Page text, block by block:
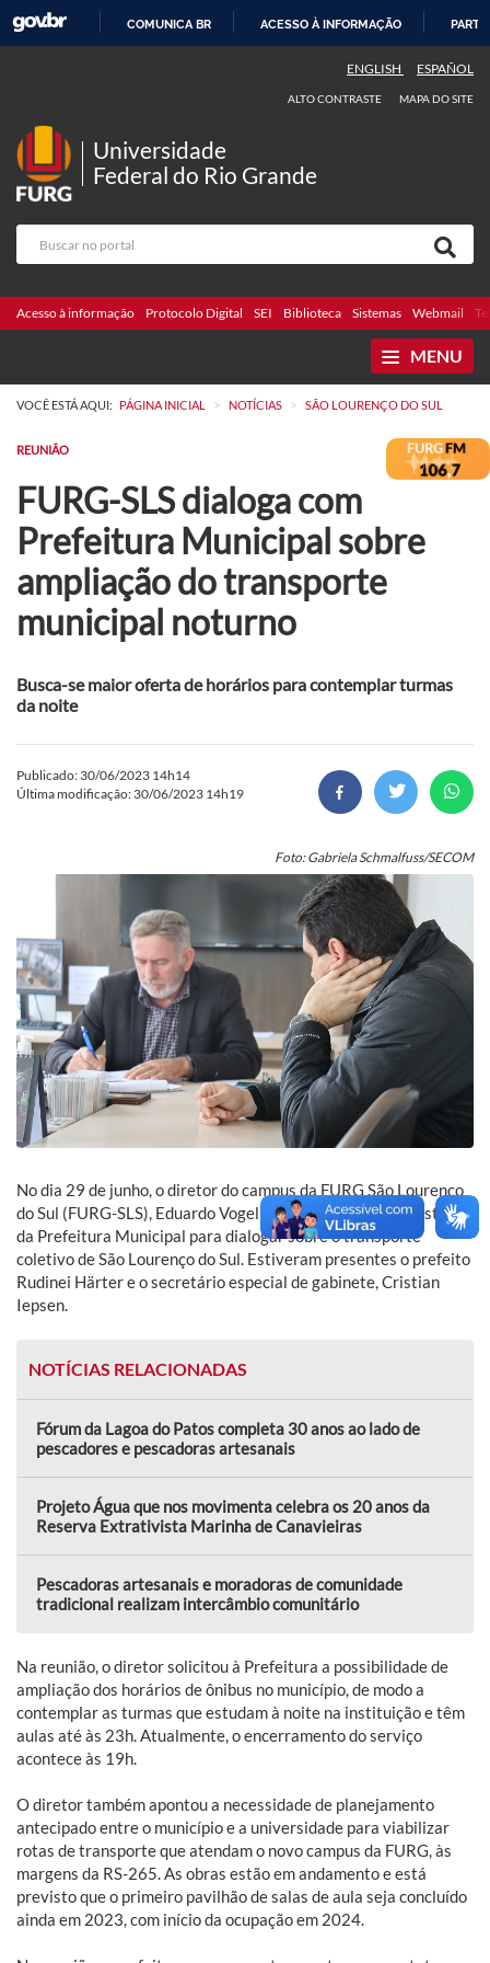
COMUNICA BR ACESSO À INFORMAÇÃO
ENGLISH ESPAÑOL
ALTO CONTRASTE MAPA DO SITE
Universidade
Federal do Rio Grande
Acesso à informação Protocolo Digital SEI Biblioteca Sistemas Webmail
MENU
VOCÊ ESTÁ AQUI: PÁGINA INICIAL > NOTÍCIAS > SÃO LOURENÇO DO SUL
REUNIÃO
FURG-SLS dialoga com
Prefeitura Municipal sobre
ampliação do transporte
municipal noturno
Busca-se maior oferta de horários para contemplar turmas
da noite
Publicado: 30/06/2023 14h14
Última modificação: 30/06/2023 14h19
Foto: Gabriela Schmalfuss/SECOM
No dia 29 de junho, o diretor do campus da FURG São Lourenço
do Sul (FURG-SLS), Eduardo Vogelmann, se reuniu com gestores
da Prefeitura Municipal para dialogar sobre o transporte
coletivo de São Lourenço do Sul. Estiveram presentes o prefeito
Rudinei Härter e o secretário especial de gabinete, Cristian
Iepsen.
NOTÍCIAS RELACIONADAS
Fórum da Lagoa do Patos completa 30 anos ao lado de
pescadores e pescadoras artesanais
Projeto Água que nos movimenta celebra os 20 anos da
Reserva Extrativista Marinha de Canavieiras
Pescadoras artesanais e moradoras de comunidade
tradicional realizam intercâmbio comunitário
Na reunião, o diretor solicitou à Prefeitura a possibilidade de
ampliação dos horários de ônibus no município, de modo a
contemplar as turmas que estudam à noite na instituição e têm
aulas até às 23h. Atualmente, o encerramento do serviço
acontece às 19h.
O diretor também apontou a necessidade de planejamento
antecipado entre o município e a universidade para viabilizar
rotas de transporte que atendam o novo campus da FURG, às
margens da RS-265. As obras estão em andamento e está
previsto que o primeiro pavilhão de salas de aula seja concluído
ainda em 2023, com início da ocupação em 2024.